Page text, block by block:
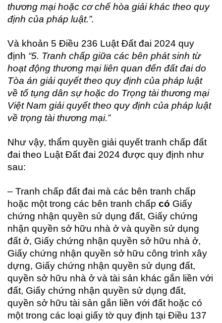
thương mại hoặc cơ chế hòa giải khác theo quy
định của pháp luật.”.
Và khoản 5 Điều 236 Luật Đất đai 2024 quy
định “5. Tranh chấp giữa các bên phát sinh từ
hoạt động thương mại liên quan đến đất đai do
Tòa án giải quyết theo quy định của pháp luật
về tố tụng dân sự hoặc do Trọng tài thương mại
Việt Nam giải quyết theo quy định của pháp luật
về trọng tài thương mại.”
Như vậy, thẩm quyền giải quyết tranh chấp đất
đai theo Luật Đất đai 2024 được quy định như
sau:
– Tranh chấp đất đai mà các bên tranh chấp
hoặc một trong các bên tranh chấp có Giấy
chứng nhận quyền sử dụng đất, Giấy chứng
nhận quyền sở hữu nhà ở và quyền sử dụng
đất ở, Giấy chứng nhận quyền sở hữu nhà ở,
Giấy chứng nhận quyền sở hữu công trình xây
dựng, Giấy chứng nhận quyền sử dụng đất,
quyền sở hữu nhà ở và tài sản khác gắn liền với
đất, Giấy chứng nhận quyền sử dụng đất,
quyền sở hữu tài sản gắn liền với đất hoặc có
một trong các loại giấy tờ quy định tại Điều 137